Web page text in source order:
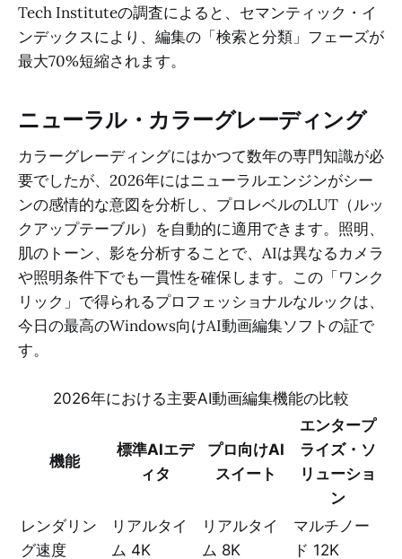
Tech Instituteの調査によると、セマンティック・イ
ンデックスにより、編集の「検索と分類」フェーズが
最大70%短縮されます。
ニューラル・カラーグレーディング
カラーグレーディングにはかつて数年の専門知識が必
要でしたが、2026年にはニューラルエンジンがシー
ンの感情的な意図を分析し、プロレベルのLUT（ルッ
クアップテーブル）を自動的に適用できます。照明、
肌のトーン、影を分析することで、AIは異なるカメラ
や照明条件下でも一貫性を確保します。この「ワンク
リック」で得られるプロフェッショナルなルックは、
今日の最高のWindows向けAI動画編集ソフトの証で
す。
2026年における主要AI動画編集機能の比較
機能
標準AIエデ
ィタ
プロ向けAI
スイート
エンタープ
ライズ・ソ
リューショ
ン
レンダリン
グ速度
リアルタイ
ム 4K
リアルタイ
ム 8K
マルチノー
ド 12K